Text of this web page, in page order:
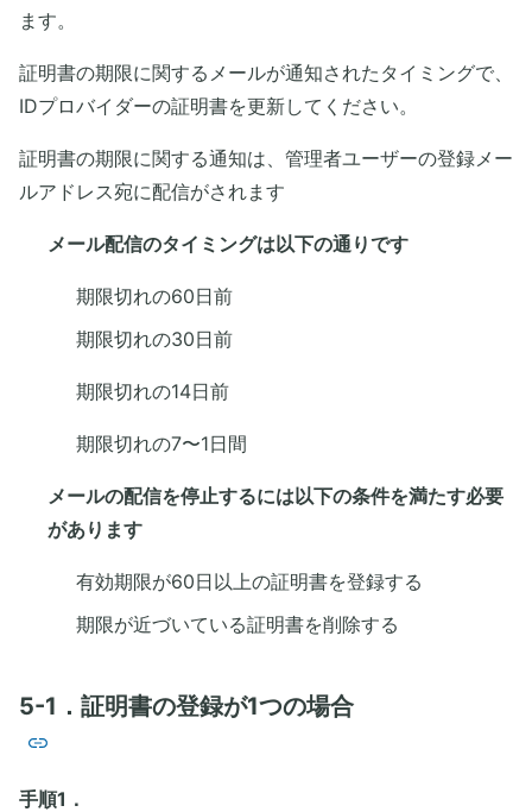
ます。
証明書の期限に関するメールが通知されたタイミングで、
IDプロバイダーの証明書を更新してください。
証明書の期限に関する通知は、管理者ユーザーの登録メー
ルアドレス宛に配信がされます
メール配信のタイミングは以下の通りです
期限切れの60日前
期限切れの30日前
期限切れの14日前
期限切れの7〜1日間
メールの配信を停止するには以下の条件を満たす必要
があります
有効期限が60日以上の証明書を登録する
期限が近づいている証明書を削除する
5-1．証明書の登録が1つの場合
手順1．